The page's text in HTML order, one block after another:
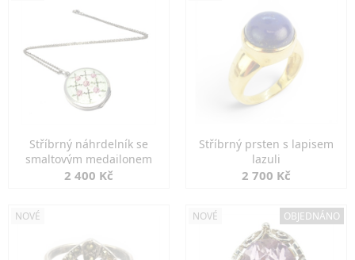
Stříbrný náhrdelník se
smaltovým medailonem
2 400 Kč
Stříbrný prsten s lapisem
lazuli
2 700 Kč
NOVÉ NOVÉ OBJEDNÁNO